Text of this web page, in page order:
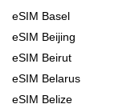
eSIM Basel
eSIM Beijing
eSIM Beirut
eSIM Belarus
eSIM Belize